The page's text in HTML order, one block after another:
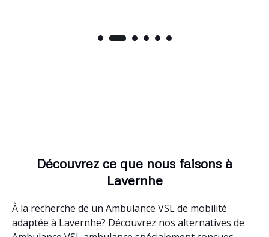
Découvrez ce que nous faisons à
Lavernhe
À la recherche de un Ambulance VSL de mobilité
adaptée à Lavernhe? Découvrez nos alternatives de